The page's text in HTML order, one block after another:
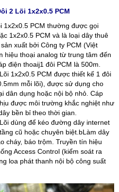
2 Lõi 1x2x0.5 PCM
1x2x0.5 PCM thường được gọi
1x2x0.5 PCM và là loại dây thuê
xuất bởi Công ty PCM (Việt
hiệu thoại analog từ trung tâm đến
điện thoaij1 đôi PCM là 500m.
1x2x0.5 PCM được thiết kế 1 đôi
mỗi lõi), được sử dụng cho
dân dụng hoặc nội bộ nhỏ. Cáp
được môi trường khắc nghiệt như
bền bỉ theo thời gian.
dùng để kéo đường dây internet
cũ hoặc chuyên biệt.bLàm dây
cháy, báo trộm. Truyền tín hiệu
Access Control (kiểm soát ra
loa phát thanh nội bộ công suất